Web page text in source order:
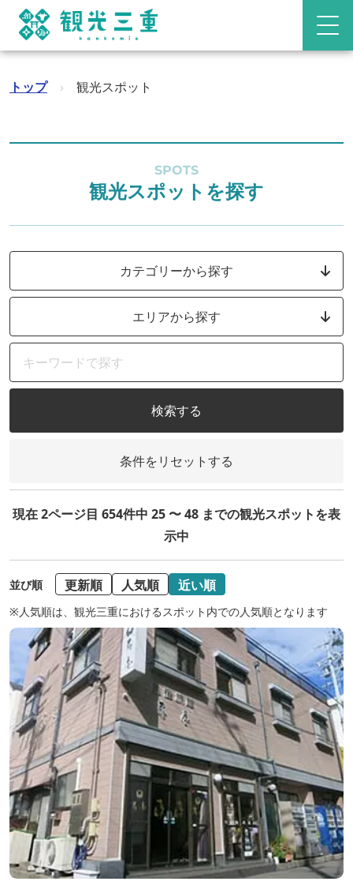
トップ › 観光スポット
SPOTS
観光スポットを探す
カテゴリーから探す
エリアから探す
検索する
条件をリセットする
現在 2ページ目 654件中 25 〜 48 までの観光スポットを表
示中
並び順 更新順 人気順 近い順
※人気順は、観光三重におけるスポット内での人気順となります